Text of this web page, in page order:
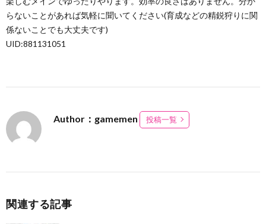
らないことがあれば気軽に聞いてください(育成などの精鋭狩りに関
係ないことでも大丈夫です)
UID:881131051
Author：gamemen 投稿一覧
関連する記事